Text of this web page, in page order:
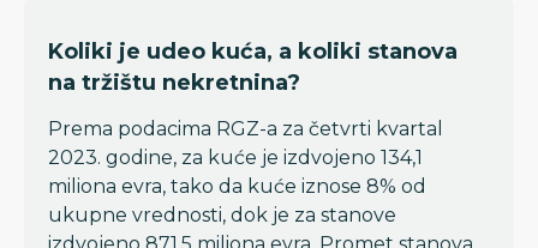
Koliki je udeo kuća, a koliki stanova
na tržištu nekretnina?
Prema podacima RGZ-a za četvrti kvartal
2023. godine, za kuće je izdvojeno 134,1
miliona evra, tako da kuće iznose 8% od
ukupne vrednosti, dok je za stanove
izdvojeno 871,5 miliona evra. Promet stanova